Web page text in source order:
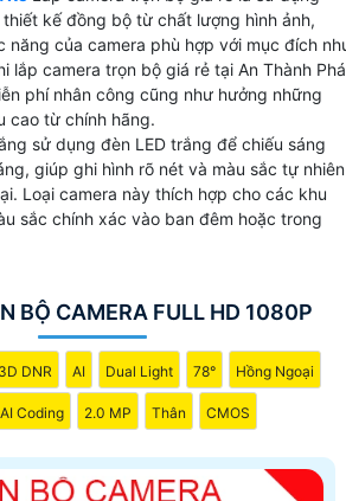
sử dụng cho văn phòng, hay lắp
xưởng có những gói camera với
ảnh chất lượng cho mỗi yêu cầu
bộ camera quan sát thiết kế
Thương hiệu Dahua
Chất Lượng
kế đồng bộ từ chất lượng hình ảnh,
năng của camera phù hợp với mục đích
lắp camera trọn bộ giá rẻ tại An Thành
phí nhân công cũng như hưởng những
cao từ chính hãng.
sử dụng đèn LED trắng để chiếu sáng
giúp ghi hình rõ nét và màu sắc tự nhiên
Loại camera này thích hợp cho các khu
sắc chính xác vào ban đêm hoặc trong
BỘ CAMERA FULL HD 1080P
3D DNR AI Dual Light 78° Hồng Ngoại
AI Coding 2.0 MP Thân CMOS